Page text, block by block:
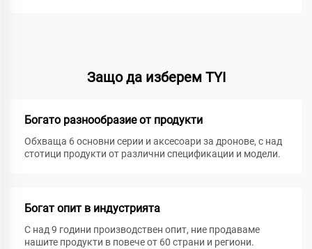
Защо да изберем TYI
Богато разнообразие от продукти
Обхваща 6 основни серии и аксесоари за дронове, с над
стотици продукти от различни спецификации и модели.
Богат опит в индустрията
С над 9 години производствен опит, ние продаваме
нашите продукти в повече от 60 страни и региони.